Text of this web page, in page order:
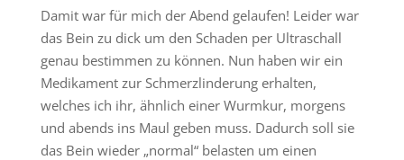
Damit war für mich der Abend gelaufen! Leider war
das Bein zu dick um den Schaden per Ultraschall
genau bestimmen zu können. Nun haben wir ein
Medikament zur Schmerzlinderung erhalten,
welches ich ihr, ähnlich einer Wurmkur, morgens
und abends ins Maul geben muss. Dadurch soll sie
das Bein wieder „normal“ belasten um einen